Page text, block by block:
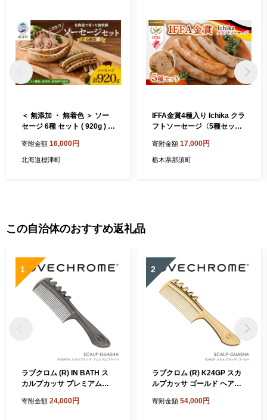
＜ 無添加 ・ 無着色 ＞ ソー
セージ 6種 セット ( 920g ) 詰
ギフト ソーセージ あらびき
ウインナー バジルウインナ
ト お酒 酒 晩酌 お取り寄せ
プレゼント 北海道 標津町
寄附金額 16,000円
北海道標津町
IFFA金賞4種入り Ichika クラ
フトソーセージ〈5種セッ
ウインナー あらびき ガーリ
ック ペッパー フランク スモ
寄附金額 17,000円
栃木県那須町
この自治体のおすすめ返礼品
1
ラブクロム (R) IN BATH ス
カルプカッサ プレミアムブ
ム カッサ LOVECHROME さ
寄附金額 24,000円
2
ラブクロム (R) K24GP スカ
ルプカッサ ゴールド ヘアコ
ECHROME さらつや ヘアケ
寄附金額 54,000円